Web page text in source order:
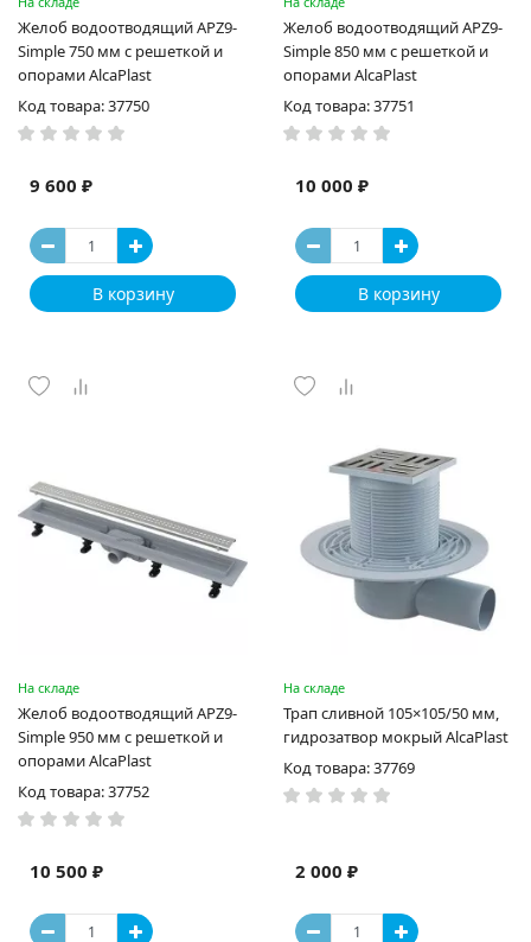
Желоб водоотводящий APZ9-
Simple 750 мм с решеткой и
опорами AlcaPlast
Код товара: 37750
9 600 ₽
В корзину
Желоб водоотводящий APZ9-
Simple 850 мм с решеткой и
опорами AlcaPlast
Код товара: 37751
10 000 ₽
В корзину
На складе
Желоб водоотводящий APZ9-
Simple 950 мм с решеткой и
опорами AlcaPlast
Код товара: 37752
10 500 ₽
На складе
Трап cливной 105×105/50 мм,
гидрозатвор мокрый AlcaPlast
Код товара: 37769
2 000 ₽